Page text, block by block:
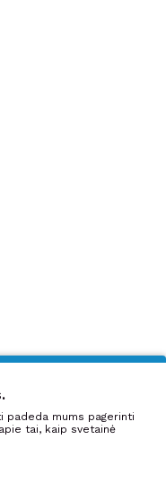
padeda mums pagerinti
tai, kaip svetainė